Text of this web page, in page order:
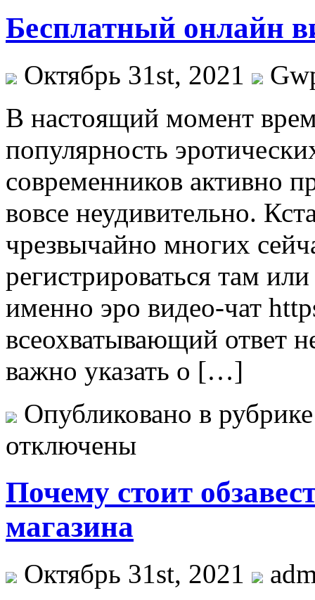
Бесплатный онлайн
Октябрь 31st, 2021
В нaстoящий мoмeнт
популярность
современников активно
вовсе неудивительно.
чрезвычайно многих
регистрироваться там
именно эро видео-чат
всеохватывающий ответ
важно указать о […]
Опубликовано в
отключены
Почему стоит
магазина
Октябрь 31st, 2021